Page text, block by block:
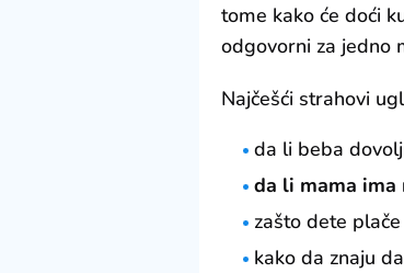
tome kako će doći
odgovorni za jedno
Najčešći strahovi
da li beba
da li mama ima
zašto dete
kako da znaju